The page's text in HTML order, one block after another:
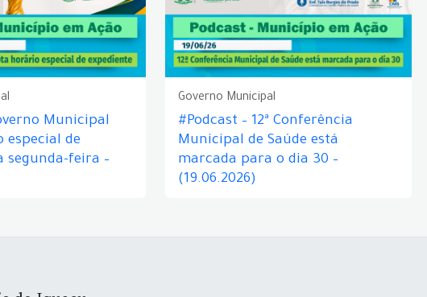
Municipal
especial de
segunda-feira –
Governo Municipal
#Podcast – 12ª Conferência
Municipal de Saúde está
marcada para o dia 30 –
(19.06.2026)